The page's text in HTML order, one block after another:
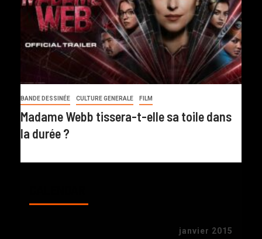
BANDE DESSINÉE CULTURE GENERALE FILM
Madame Webb tissera-t-elle sa toile dans
la durée ?
janvier 2015